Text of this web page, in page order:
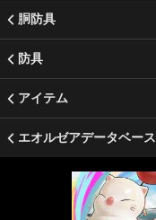
胴防具
防具
アイテム
エオルゼアデータベース